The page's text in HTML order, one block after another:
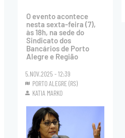
O evento acontece
nesta sexta-feira (7),
às 18h, na sede do
Sindicato dos
Bancários de Porto
Alegre e Região
5.NOV.2025 - 12:39
PORTO ALEGRE (RS)
KATIA MARKO